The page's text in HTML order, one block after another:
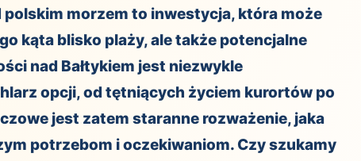
morzem to inwestycja, która może
kąta blisko plaży, ale także potencjalne
nad Bałtykiem jest niezwykle
opcji, od tętniących życiem kurortów po
jest zatem staranne rozważenie, jaka
potrzebom i oczekiwaniom. Czy szukamy